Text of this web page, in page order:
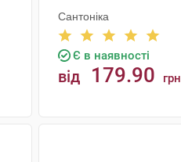
Сантоніка
Є в наявності
від 179.90 грн